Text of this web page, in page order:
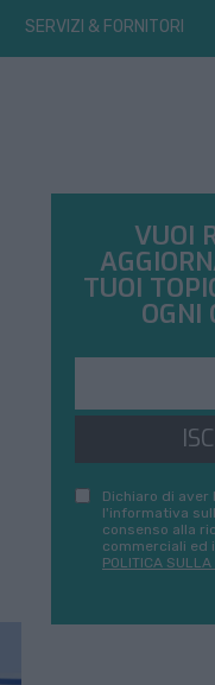
SERVIZI & FORNITORI
VUOI
TUOI
OGNI
Dichiaro di aver
l'informativa
consenso alla
commerciali ed
POLITICA SULLA